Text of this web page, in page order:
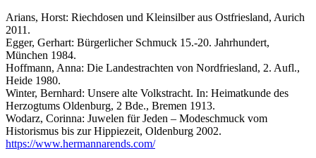
Arians, Horst: Riechdosen und Kleinsilber aus Ostfriesland, Aurich
2011.
Egger, Gerhart: Bürgerlicher Schmuck 15.-20. Jahrhundert,
München 1984.
Hoffmann, Anna: Die Landestrachten von Nordfriesland, 2. Aufl.,
Heide 1980.
Winter, Bernhard: Unsere alte Volkstracht. In: Heimatkunde des
Herzogtums Oldenburg, 2 Bde., Bremen 1913.
Wodarz, Corinna: Juwelen für Jeden – Modeschmuck vom
Historismus bis zur Hippiezeit, Oldenburg 2002.
https://www.hermannarends.com/